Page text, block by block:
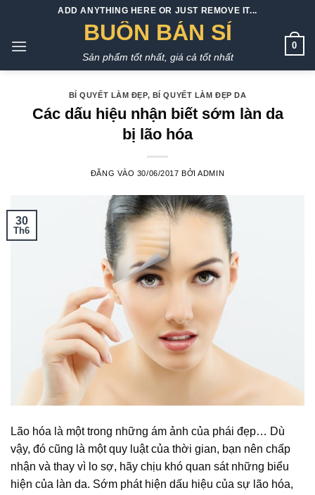
nội
ADD ANYTHING HERE OR JUST REMOVE IT...
BUÔN BÁN SỈ
Sản phẩm tốt nhất, giá cả tốt nhất
0
BÍ QUYẾT LÀM ĐẸP, BÍ QUYẾT LÀM ĐẸP DA
Các dấu hiệu nhận biết sớm làn da
bị lão hóa
ĐĂNG VÀO 30/06/2017 BỞIADMIN
30
Th6
Lão hóa là một trong những ám ảnh của phái đẹp… Dù
vậy, đó cũng là một quy luật của thời gian, bạn nên chấp
nhận và thay vì lo sợ, hãy chịu khó quan sát những biểu
hiện của làn da. Sớm phát hiện dấu hiệu của sự lão hóa,